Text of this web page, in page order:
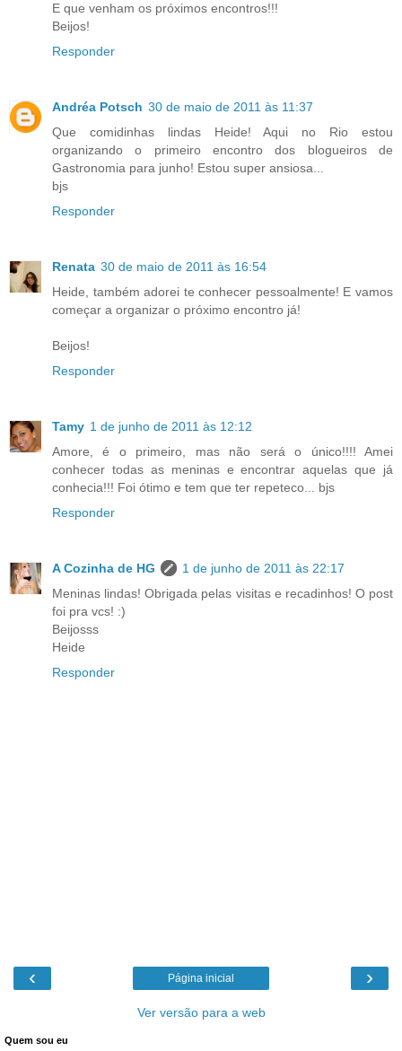
E que venham os próximos encontros!!!
Beijos!
Responder
Andréa Potsch 30 de maio de 2011 às 11:37
Que comidinhas lindas Heide! Aqui no Rio estou
organizando o primeiro encontro dos blogueiros de
Gastronomia para junho! Estou super ansiosa...
bjs
Responder
Renata 30 de maio de 2011 às 16:54
Heide, também adorei te conhecer pessoalmente! E vamos
começar a organizar o próximo encontro já!
Beijos!
Responder
Tamy 1 de junho de 2011 às 12:12
Amore, é o primeiro, mas não será o único!!!! Amei
conhecer todas as meninas e encontrar aquelas que já
conhecia!!! Foi ótimo e tem que ter repeteco... bjs
Responder
A Cozinha de HG
1 de junho de 2011 às 22:17
Meninas lindas! Obrigada pelas visitas e recadinhos! O post
foi pra vcs! :)
Beijosss
Heide
Responder
‹ ›
Página inicial
Ver versão para a web
Quem sou eu